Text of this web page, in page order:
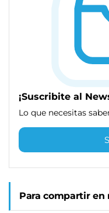
¡Suscribite al
Lo que necesitas
Para compartir en